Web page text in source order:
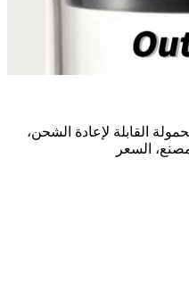
القابلة لإعادة الشحن،
السعر